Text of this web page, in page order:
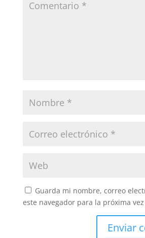
Guarda mi nombre, correo
este navegador para la próxima